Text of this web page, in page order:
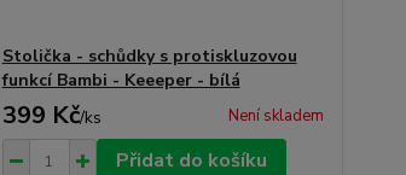
Stolička - schůdky s protiskluzovou
funkcí Bambi - Keeeper - bílá
399 Kč/ks Není skladem
Přidat do košíku